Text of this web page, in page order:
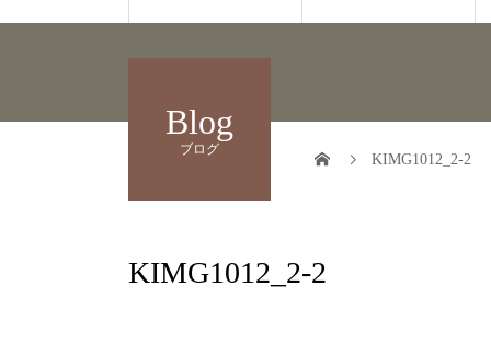
Blog
ブログ
KIMG1012_2-2
KIMG1012_2-2